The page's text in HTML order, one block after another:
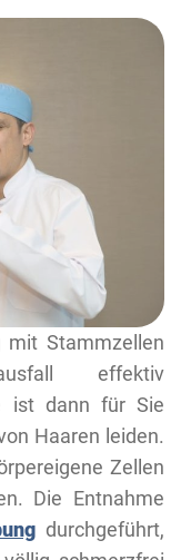
mit Stammzellen
effektiv
ist dann für Sie
Haaren leiden.
Zellen
Die Entnahme
durchgeführt,